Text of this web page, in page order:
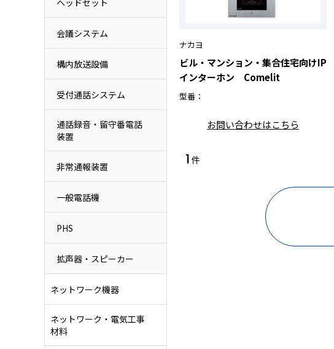
ナカヨ
ビル・マンション・集合住宅向けIP
インターホン Comelit
型番：
お問い合わせはこちら
1 件
会議システム
構内放送設備
受付通話システム
通話録音・留守番電話
装置
非常通報装置
一般電話機
PHS
拡声器・スピーカー
ネットワーク機器
ネットワーク・電気工事
材料